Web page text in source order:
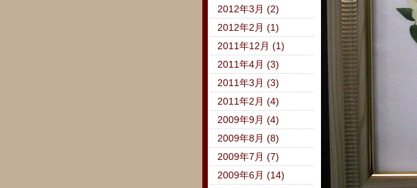
2012年3月 (2)
2012年2月 (1)
2011年12月 (1)
2011年4月 (3)
2011年3月 (3)
2011年2月 (4)
2009年9月 (4)
2009年8月 (8)
2009年7月 (7)
2009年6月 (14)